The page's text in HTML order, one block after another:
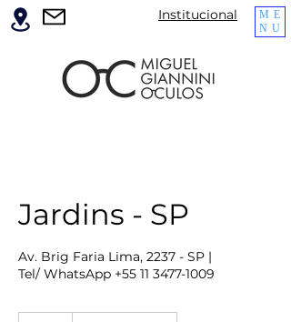
ME
NU
Institucional
Jardins - SP
Av. Brig Faria Lima, 2237 - SP |
Tel/ WhatsApp +55 11 3477-1009